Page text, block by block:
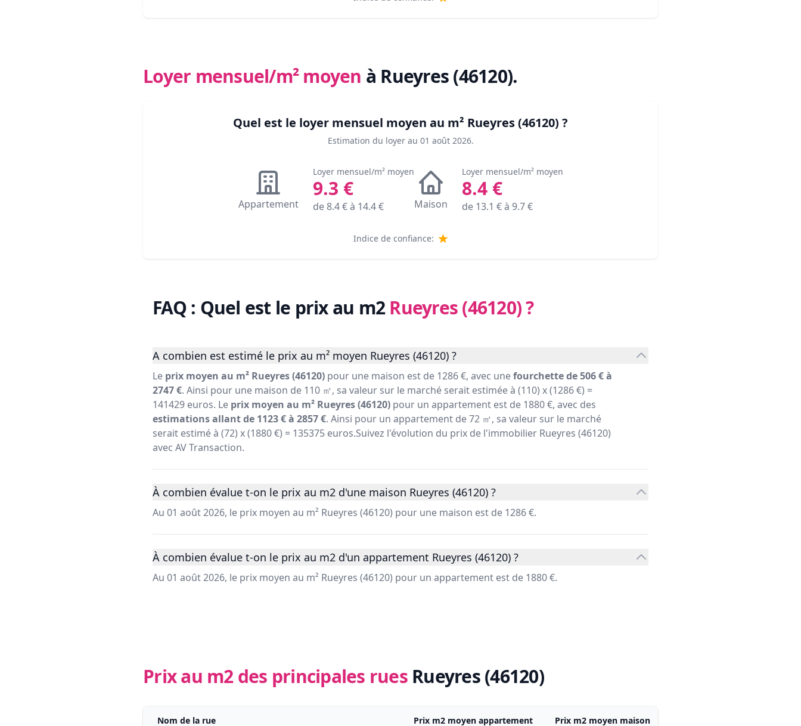
Loyer mensuel/m² moyen à Rueyres (46120).
Quel est le loyer mensuel moyen au m² Rueyres (46120) ?
Estimation du loyer au 01 août 2026.
Appartement
Loyer mensuel/m² moyen
9.3 €
de8.4€ à 14.4€ Maison
Loyer mensuel/m² moyen
8.4€
de 13.1 € à 9.7€
Indice de confiance:
FAQ : Quel est le prix au m2Rueyres (46120)?
A combien est estimé le prix au m² moyen Rueyres (46120) ?
Le prix moyen au m² Rueyres (46120) pour une maison est de 1286 €, avec unefourchette de 506 € à
2747 €. Ainsi pour une maison de 110 ㎡, sa valeur sur le marché serait estimée à (110) x (1286 €) =
141429 euros. Le prix moyen au m² Rueyres (46120) pour un appartement est de 1880 €, avec des
estimations allant de 1123 € à 2857 €. Ainsi pour un appartement de 72 ㎡, sa valeur sur le marché
serait estimé à (72) x (1880 €) = 135375 euros.Suivez l'évolution du prix de l'immobilier Rueyres (46120)
avec AV Transaction.
À combien évalue t-on le prix au m2 d'une maison Rueyres (46120) ?
Au 01 août 2026, le prix moyen au m² Rueyres (46120) pour une maison est de 1286 €.
À combien évalue t-on le prix au m2 d'un appartement Rueyres (46120) ?
Au 01 août 2026, le prix moyen au m² Rueyres (46120) pour un appartement est de 1880 €.
Prix au m2 des principales rues Rueyres (46120)
Nom de la rue Prix m2 moyen appartement Prix m2 moyen maison